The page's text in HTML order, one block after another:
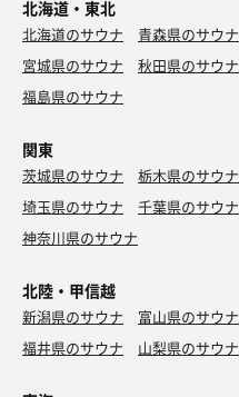
北海道・東北
北海道のサウナ 青森県のサウナ
宮城県のサウナ
秋田県のサウナ
福島県のサウナ
関東
茨城県のサウナ 栃木県のサウナ
埼玉県のサウナ
千葉県のサウナ
神奈川県のサウナ
北陸・甲信越
新潟県のサウナ 富山県のサウナ
福井県のサウナ
山梨県のサウナ